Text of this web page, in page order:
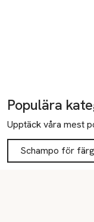
Populära
Upptäck våra mest
Schampo för